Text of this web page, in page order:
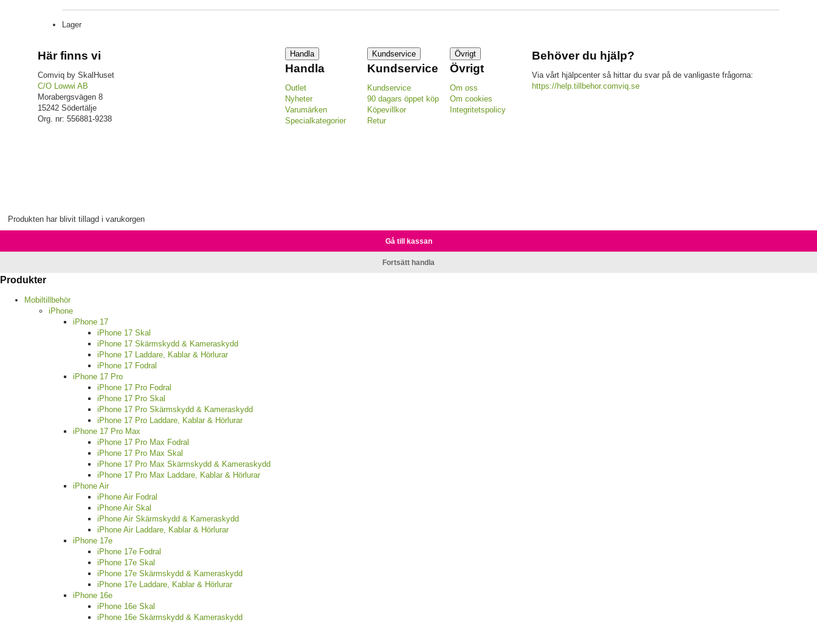
Lager
Här finns vi
Comviq by SkalHuset
C/O Lowwi AB
Morabergsvägen 8
15242 Södertälje
Org. nr: 556881-9238
Handla
Handla
Outlet
Nyheter
Varumärken
Specialkategorier
Kundservice
Kundservice
Kundservice
90 dagars öppet köp
Köpevillkor
Retur
Övrigt
Övrigt
Om oss
Om cookies
Integritetspolicy
Behöver du hjälp?
Via vårt hjälpcenter så hittar du svar på de vanligaste frågorna:
https://help.tillbehor.comviq.se
Produkten har blivit tillagd i varukorgen
Gå till kassan
Fortsätt handla
Produkter
Mobiltillbehör
iPhone
iPhone 17
iPhone 17 Skal
iPhone 17 Skärmskydd & Kameraskydd
iPhone 17 Laddare, Kablar & Hörlurar
iPhone 17 Fodral
iPhone 17 Pro
iPhone 17 Pro Fodral
iPhone 17 Pro Skal
iPhone 17 Pro Skärmskydd & Kameraskydd
iPhone 17 Pro Laddare, Kablar & Hörlurar
iPhone 17 Pro Max
iPhone 17 Pro Max Fodral
iPhone 17 Pro Max Skal
iPhone 17 Pro Max Skärmskydd & Kameraskydd
iPhone 17 Pro Max Laddare, Kablar & Hörlurar
iPhone Air
iPhone Air Fodral
iPhone Air Skal
iPhone Air Skärmskydd & Kameraskydd
iPhone Air Laddare, Kablar & Hörlurar
iPhone 17e
iPhone 17e Fodral
iPhone 17e Skal
iPhone 17e Skärmskydd & Kameraskydd
iPhone 17e Laddare, Kablar & Hörlurar
iPhone 16e
iPhone 16e Skal
iPhone 16e Skärmskydd & Kameraskydd